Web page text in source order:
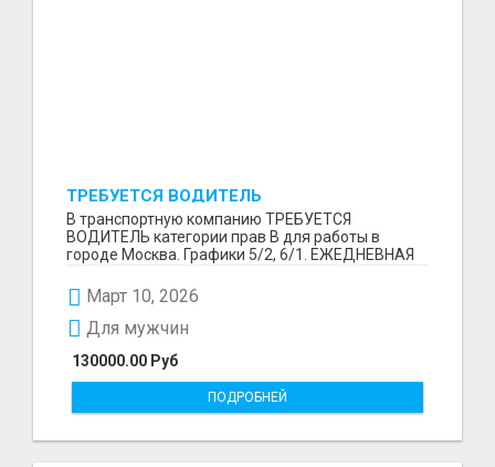
ТРЕБУЕТСЯ ВОДИТЕЛЬ
В транспортную компанию ТРЕБУЕТСЯ
ВОДИТЕЛЬ категории прав В для работы в
городе Москва. Графики 5/2, 6/1. ЕЖЕДНЕВНАЯ
Март 10, 2026
130000.00 Руб
Для мужчин
ПОДРОБНЕЙ